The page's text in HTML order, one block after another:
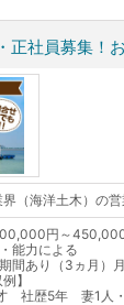
正社員募集！
（海洋土木）の
円～
能力による
間あり（3ヵ月）
】
社歴5年 妻1人